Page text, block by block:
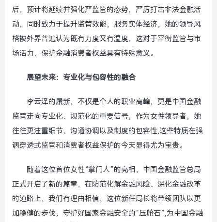
后，预计将延续并强化严监管的态势，严厉打击非法金融活
动，同时致力于提升监管效能，服务实体经济，她的领导风
格被外界普遍认为既有力度又有温度，这对于平衡监管与市
场活力、保护金融消费者权益具有特殊意义。
展望未来：专业化与包容性的融合
李云泽的履新，不仅是个人的职业高峰，更是中国金融
监管走向专业化、规范化的重要信号，作为女性领导者，她
往往更注重细节、沟通协调以及制度的包容性,这些特质在强
调穿透式监管和消费者权益保护的今天显得尤为宝贵。
随着这位首位女性“掌门人”的亮相，中国金融监管总局
正式开启了新的篇章，在防范化解金融风险、深化金融改革
的道路上，我们有理由相信，这位新任局长将带领团队以更
加稳健的步伐，守护好国家金融安全的“压舱石”,为中国金融